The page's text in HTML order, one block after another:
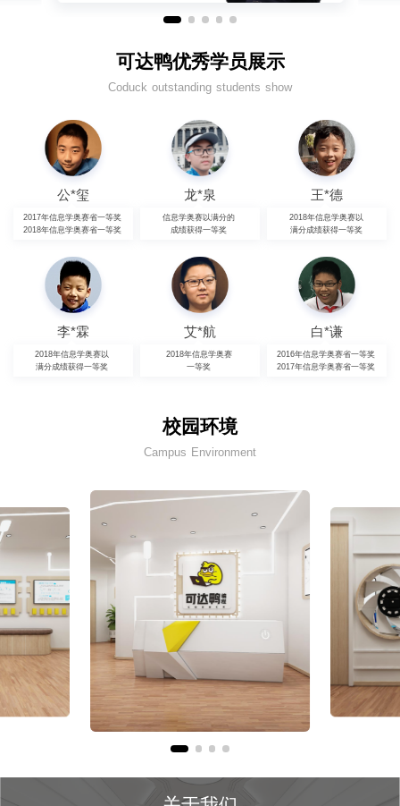
可达鸭优秀学员展示
Coduck outstanding students show
公*玺
2017年信息学奥赛省一等奖
2018年信息学奥赛省一等奖
龙*泉
信息学奥赛以满分的
成绩获得一等奖
王*德
2018年信息学奥赛以
满分成绩获得一等奖
李*霖
2018年信息学奥赛以
满分成绩获得一等奖
艾*航
2018年信息学奥赛
一等奖
白*谦
2016年信息学奥赛省一等奖
2017年信息学奥赛省一等奖
校园环境
Campus Environment